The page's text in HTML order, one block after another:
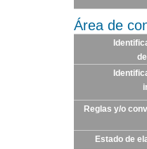
Área de
Reglas y/o
Estado de